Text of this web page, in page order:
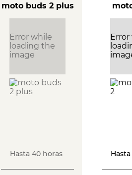
moto buds 2 plus
Hasta 40 horas